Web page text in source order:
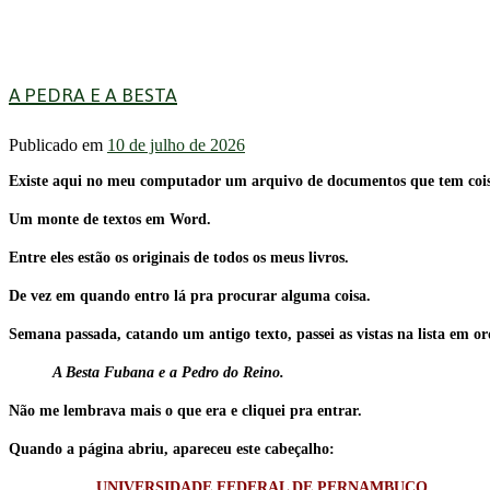
A PEDRA E A BESTA
Publicado em 10 de julho de 2026
Existe aqui no meu computador um arquivo de documentos que tem
Um monte de textos em Word.
Entre eles estão os originais de todos os meus livros.
De vez em quando entro lá pra procurar alguma coisa.
Semana passada, catando um antigo texto, passei as vistas na lista em
A Besta Fubana e a Pedro do Reino.
Não me lembrava mais o que era e cliquei pra entrar.
Quando a página abriu, apareceu este cabeçalho: